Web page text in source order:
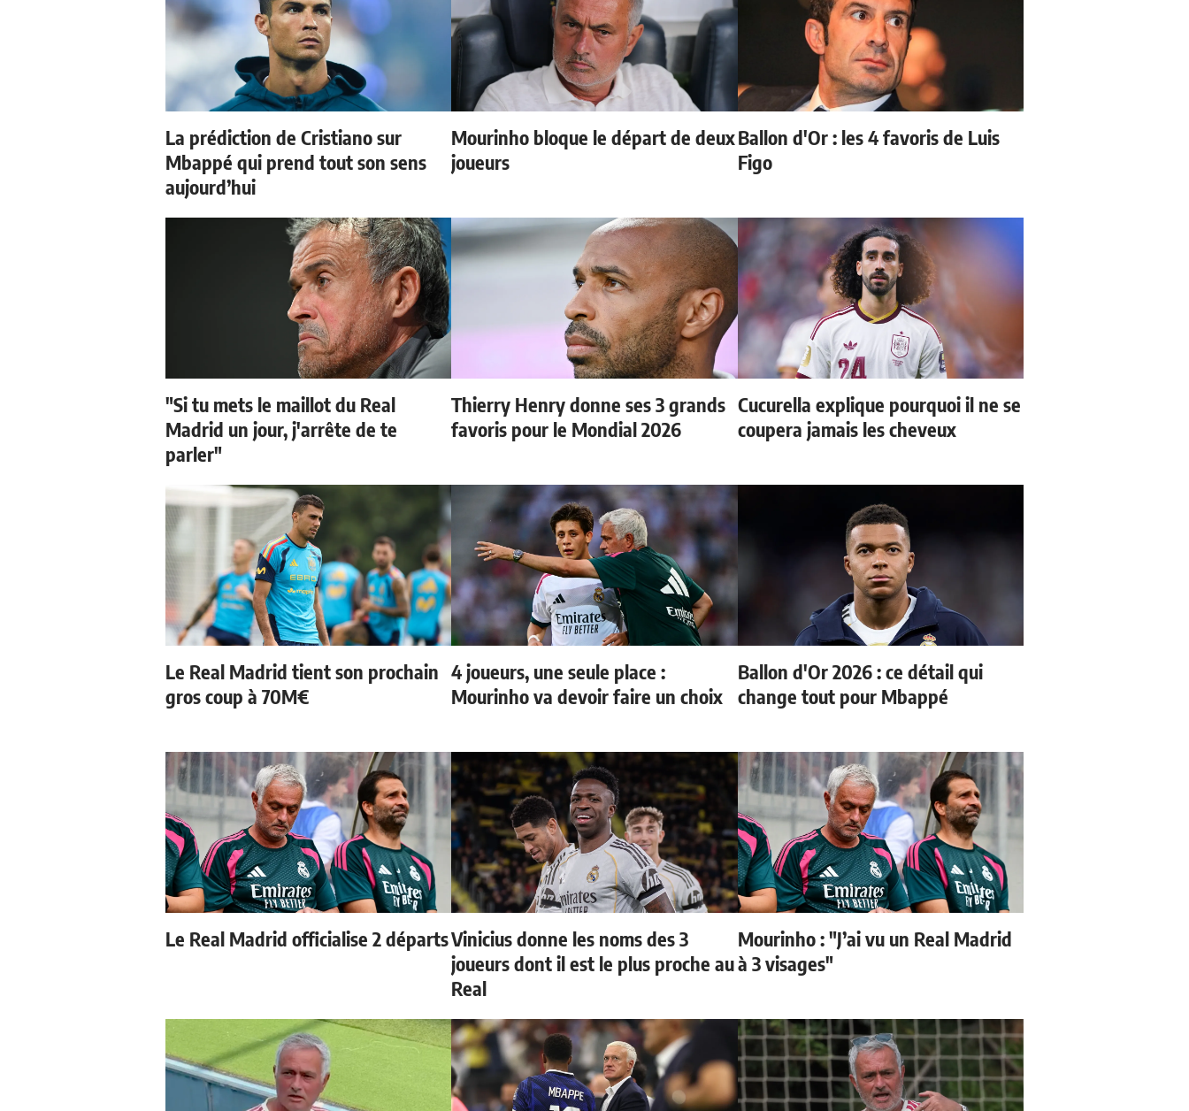
La prédiction de Cristiano sur
Mbappé qui prend tout son sens
aujourd’hui
Mourinho bloque le départ de deux
joueurs
Ballon d'Or : les 4 favoris de Luis
Figo
"Si tu mets le maillot du Real
Madrid un jour, j'arrête de te
parler"
Thierry Henry donne ses 3 grands
favoris pour le Mondial 2026
Cucurella explique pourquoi il ne se
coupera jamais les cheveux
Le Real Madrid tient son prochain
gros coup à 70M€
4 joueurs, une seule place :
Mourinho va devoir faire un choix
Ballon d'Or 2026 : ce détail qui
change tout pour Mbappé
Le Real Madrid officialise 2 départsVinicius donne les noms des 3
joueurs dont il est le plus proche au
Real
Mourinho : "J’ai vu un Real Madrid
à 3 visages"